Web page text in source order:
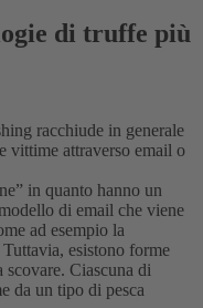
di truffe più
racchiude in generale
vittime attraverso email o
in quanto hanno un
di email che viene
ad esempio la
Tuttavia, esistono forme
Ciascuna di
da un tipo di pesca